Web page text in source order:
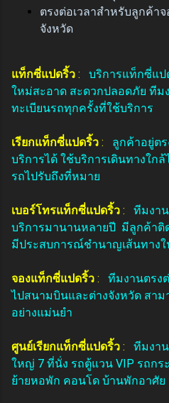
ตรงต่อเวลาสำหรับลูกค้า
จังหวัด
แท็กซี่แปดริ้ว :
บริการแท็กซี่แป
ใหม่สะอาด สะดวกปลอดภัย ที
ทะเบียนรถทุกครั้งที่ใช้บริการ
เรียกแท็กซี่แปดริ้ว :
ลูกค้าอยู่ต
บริการได้ ใช้บริการเดินทางใก
รถไปรับถึงที่หมาย
เบอร์โทรแท็กซี่แปดริ้ว :
ทีมงา
บริการมานานหลายปี มีลูกค้าติ
มีประสบการณ์ชำนาญเส้นทาง
จองแท็กซี่แปดริ้ว :
ทีมงานตรง
ไปสนามบินและต่างจังหวัด สาม
อย่างแม่นยำ
ศูนย์เรียกแท็กซี่แปดริ้ว :
ทีมงา
ใหญ่ 7 ที่นั่ง รถตู้แวน VIP รถก
ย้ายหอพัก คอนโด บ้านพักอาศัย